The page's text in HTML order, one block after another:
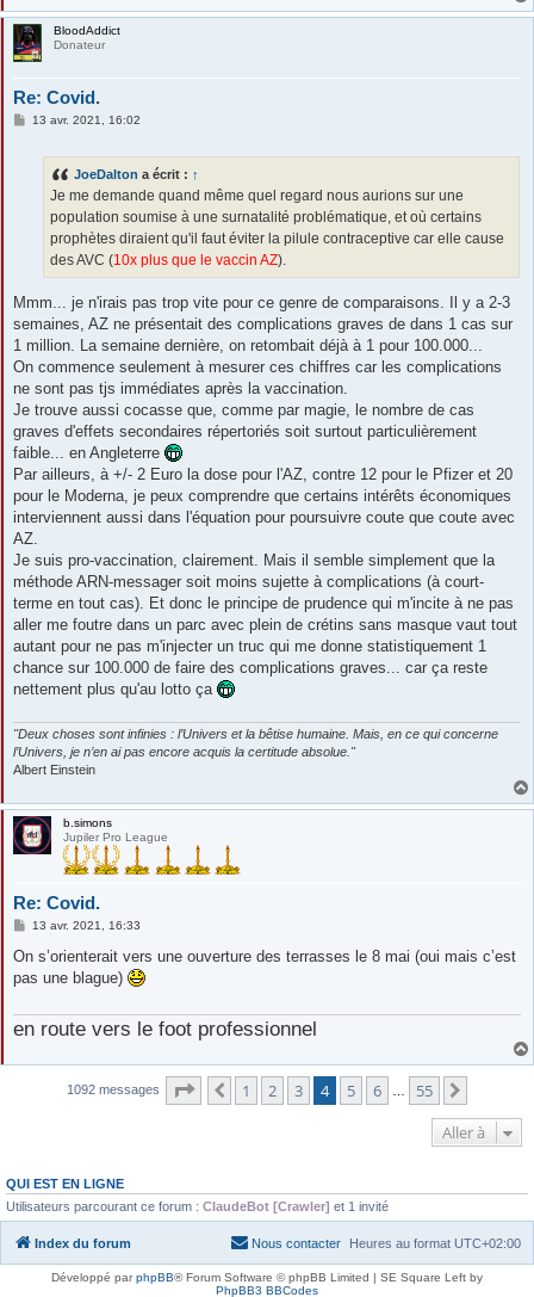
BloodAddict
Donateur
Re: Covid.
M
13 avr. 2021, 16:02
JoeDalton a écrit : ↑
Je me demande quand même quel regard nous aurions sur une
population soumise à une surnatalité problématique, et où certains
prophètes diraient qu'il faut éviter la pilule contraceptive car elle cause
des AVC (10x plus que le vaccin AZ).
Mmm... je n'irais pas trop vite pour ce genre de comparaisons. Il y a 2-3
semaines, AZ ne présentait des complications graves de dans 1 cas sur
1 million. La semaine dernière, on retombait déjà à 1 pour 100.000...
On commence seulement à mesurer ces chiffres car les complications
ne sont pas tjs immédiates après la vaccination.
Je trouve aussi cocasse que, comme par magie, le nombre de cas
graves d'effets secondaires répertoriés soit surtout particulièrement
faible... en Angleterre
Par ailleurs, à +/- 2 Euro la dose pour l'AZ, contre 12 pour le Pfizer et 20
pour le Moderna, je peux comprendre que certains intérêts économiques
interviennent aussi dans l'équation pour poursuivre coute que coute avec
AZ.
Je suis pro-vaccination, clairement. Mais il semble simplement que la
méthode ARN-messager soit moins sujette à complications (à court-
terme en tout cas). Et donc le principe de prudence qui m'incite à ne pas
aller me foutre dans un parc avec plein de crétins sans masque vaut tout
autant pour ne pas m'injecter un truc qui me donne statistiquement 1
chance sur 100.000 de faire des complications graves... car ça reste
nettement plus qu'au lotto ça
"Deux choses sont infinies : l’Univers et la bêtise humaine. Mais, en ce qui concerne
l’Univers, je n’en ai pas encore acquis la certitude absolue."
Albert Einstein
b.simons
Jupiler Pro League
Re: Covid.
M
s
a
13 avr. 2021, 16:33
On s’orienterait vers une ouverture des terrasses le 8 mai (oui mais c’est
pas une blague)
en route vers le foot professionnel
1092 messages Page sur55
Précédente
1 2 3 4 5 6 55
Aller à
QUI EST EN LIGNE
Utilisateurs parcourant ce forum : ClaudeBot [Crawler] et 1 invité
Index du forum Heures au format UTC+02:00
Nous contacter
Développé parphpBB® Forum Software © phpBB Limited | SE Square Left by
PhpBB3 BBCodes